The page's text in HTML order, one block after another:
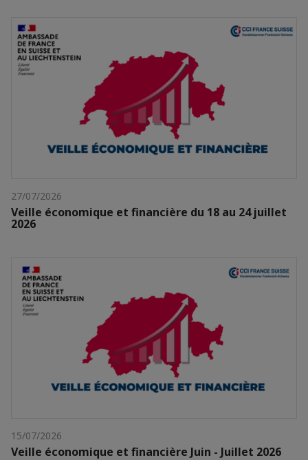
27/07/2026
Veille économique et financière du 18 au 24 juillet
2026
15/07/2026
Veille économique et financière Juin - Juillet 2026